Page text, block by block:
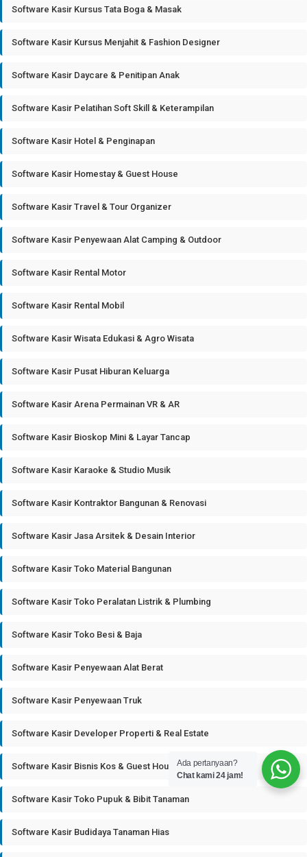
Software Kasir Kursus Tata Boga & Masak
Software Kasir Kursus Menjahit & Fashion Designer
Software Kasir Daycare & Penitipan Anak
Software Kasir Pelatihan Soft Skill & Keterampilan
Software Kasir Hotel & Penginapan
Software Kasir Homestay & Guest House
Software Kasir Travel & Tour Organizer
Software Kasir Penyewaan Alat Camping & Outdoor
Software Kasir Rental Motor
Software Kasir Rental Mobil
Software Kasir Wisata Edukasi & Agro Wisata
Software Kasir Pusat Hiburan Keluarga
Software Kasir Arena Permainan VR & AR
Software Kasir Bioskop Mini & Layar Tancap
Software Kasir Karaoke & Studio Musik
Software Kasir Kontraktor Bangunan & Renovasi
Software Kasir Jasa Arsitek & Desain Interior
Software Kasir Toko Material Bangunan
Software Kasir Toko Peralatan Listrik & Plumbing
Software Kasir Toko Besi & Baja
Software Kasir Penyewaan Alat Berat
Software Kasir Penyewaan Truk
Software Kasir Developer Properti & Real Estate
Software Kasir Bisnis Kos & Guest House
Software Kasir Toko Pupuk & Bibit Tanaman
Software Kasir Budidaya Tanaman Hias
Ada pertanyaan?
Chat kami 24 jam!